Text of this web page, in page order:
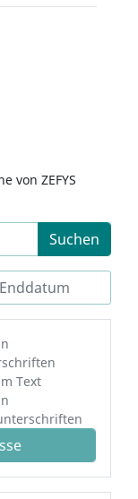
von ZEFYS
Suchen
Text